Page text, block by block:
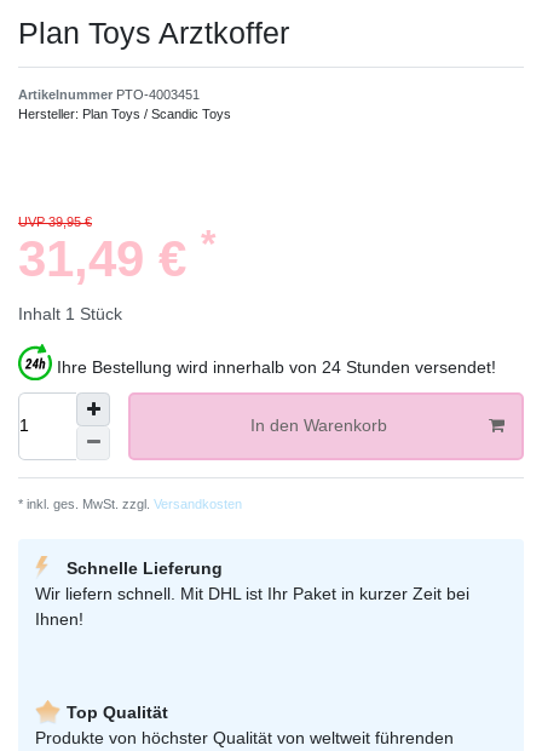
Plan Toys Arztkoffer
Artikelnummer PTO-4003451
Hersteller: Plan Toys / Scandic Toys
UVP 39,95 €
31,49 € *
Inhalt 1 Stück
Ihre Bestellung wird innerhalb von 24 Stunden versendet!
In den Warenkorb
* inkl. ges. MwSt. zzgl. Versandkosten
Schnelle Lieferung
Wir liefern schnell. Mit DHL ist Ihr Paket in kurzer Zeit bei
Ihnen!
Top Qualität
Produkte von höchster Qualität von weltweit führenden